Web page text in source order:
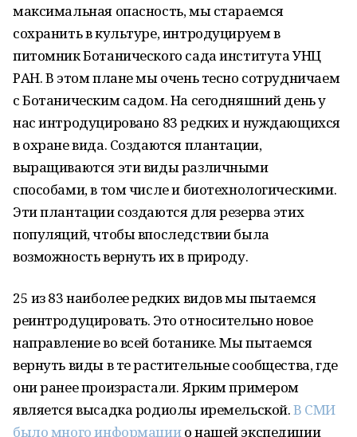
максимальная опасность, мы стараемся
сохранить в культуре, интродуцируем в
питомник Ботанического сада института УНЦ
РАН. В этом плане мы очень тесно сотрудничаем
с Ботаническим садом. На сегодняшний день у
нас интродуцировано 83 редких и нуждающихся
в охране вида. Создаются плантации,
выращиваются эти виды различными
способами, в том числе и биотехнологическими.
Эти плантации создаются для резерва этих
популяций, чтобы впоследствии была
возможность вернуть их в природу.
25 из 83 наиболее редких видов мы пытаемся
реинтродуцировать. Это относительно новое
направление во всей ботанике. Мы пытаемся
вернуть виды в те растительные сообщества, где
они ранее произрастали. Ярким примером
является высадка родиолы иремельской.В СМИ
было много информациио нашей экспедиции